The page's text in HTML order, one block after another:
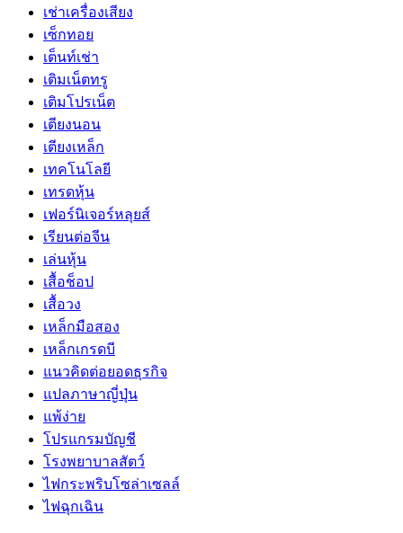
เช่าเครื่องเสียง
เซ็กทอย
เต็นท์เช่า
เติมเน็ตทรู
เติมโปรเน็ต
เตียงนอน
เตียงเหล็ก
เทคโนโลยี
เทรดหุ้น
เฟอร์นิเจอร์หลุยส์
เรียนต่อจีน
เล่นหุ้น
เสื้อช็อป
เสื้อวง
เหล็กมือสอง
เหล็กเกรดบี
แนวคิดต่อยอดธุรกิจ
แปลภาษาญี่ปุ่น
แพ้ง่าย
โปรแกรมบัญชี
โรงพยาบาลสัตว์
ไฟกระพริบโซล่าเซลล์
ไฟฉุกเฉิน